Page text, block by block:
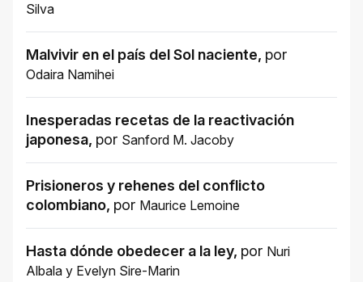
Silva
Malvivir en el país del Sol naciente, por
Odaira Namihei
Inesperadas recetas de la reactivación
japonesa, por Sanford M. Jacoby
Prisioneros y rehenes del conflicto
colombiano, por Maurice Lemoine
Hasta dónde obedecer a la ley, por Nuri
Albala y Evelyn Sire-Marin